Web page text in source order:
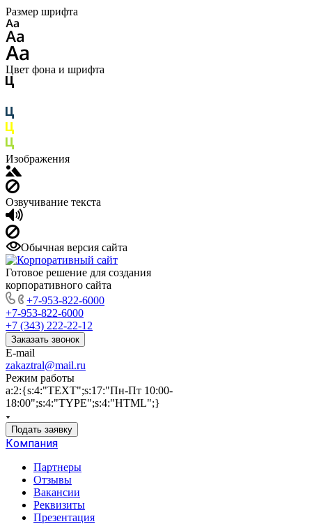
Размер шрифта
Цвет фона и шрифта
Изображения
Озвучивание текста
Обычная версия сайта
Готовое решение для создания
корпоративного сайта
+7-953-822-6000
+7-953-822-6000
+7 (343) 222-22-12
Заказать звонок
E-mail
zakaztral@mail.ru
Режим работы
a:2:{s:4:"TEXT";s:17:"Пн-Пт 10:00-
18:00";s:4:"TYPE";s:4:"HTML";}
Подать заявку
Компания
Партнеры
Отзывы
Вакансии
Реквизиты
Презентация